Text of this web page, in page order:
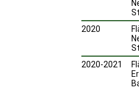
2020
2020-2021